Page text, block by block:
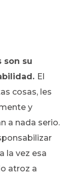
son su
El
cosas, les
y
a nada serio.
la vez esa
atroz a